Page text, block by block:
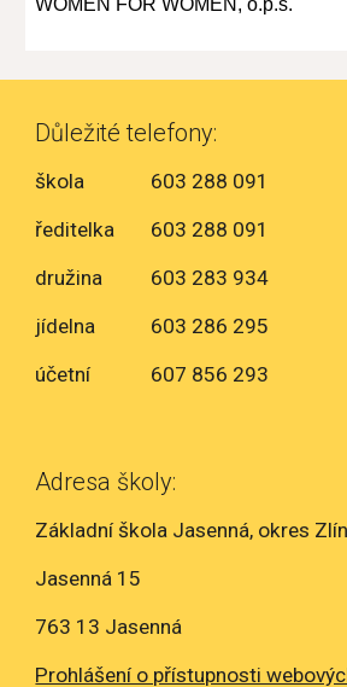
WOMEN FOR WOMEN, o.p.s.
Důležité telefony:
škola
603 288 091
ředitelka
603 288 091
družina
603 283 934
jídelna
603 286 295
účetní
607 856 293
Adresa školy:
Základní škola Jasenná, okres
Jasenná 15
763 13 Jasenná
Prohlášení o přístupnosti